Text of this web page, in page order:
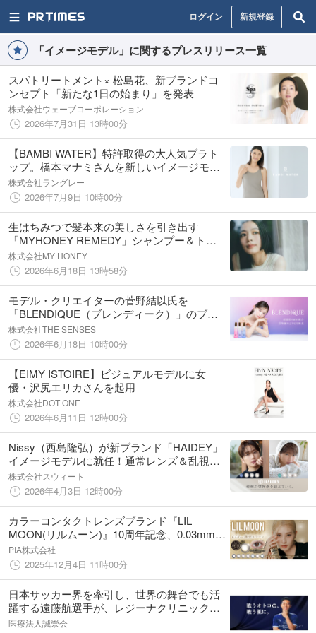
ログイン 新規登録
「イメージモデル」に関するプレスリリース一覧
スパトリートメント× 松島花、新ブランドコ
ンセプト「新たな1日の始まり」を発表
株式会社ウェーブコーポレーション
2026年7月31日 13時00分
【BAMBI WATER】特許取得の大人気ブラト
ップ。橋本マナミさんを新しいイメージモデ
ルに迎え、身体の変化に悩む女性たちへ寄り
添う想いを一緒にお届けします。
株式会社ラングレー
2026年7月9日 10時00分
生はちみつで髪本来の美しさを引き出す
「MYHONEY REMEDY」シャンプー＆トリ
ートメントが6月1日に待望のリニューアル！
株式会社MY HONEY
2026年6月18日 13時58分
モデル・クリエイターの菅野結以氏を
「BLENDIQUE（ブレンディーク）」のブラ
ンドイメージモデルに起用
株式会社THE SENSES
2026年6月18日 10時00分
【EIMY ISTOIRE】ビジュアルモデルに女
優・沢尻エリカさんを起用
株式会社DOT ONE
2026年6月11日 12時00分
Nissy（西島隆弘）が新ブランド「HAIDEY」
イメージモデルに就任！通常レンズ＆乱視用
レンズの2ラインを同時リリース
株式会社スウィート
2026年4月3日 12時00分
カラーコンタクトレンズブランド『LIL
MOON(リルムーン)』10周年記念、0.03mm薄
型レンズZEROシリーズより記念カラーが12
月4日（木）発売決定！
PIA株式会社
2025年12月4日 11時00分
日本サッカー界を牽引し、世界の舞台でも活
躍する遠藤航選手が、レジーナクリニックオ
ムの新アンバサダーに就任
医療法人誠崇会